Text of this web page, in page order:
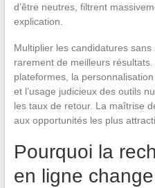
d’être neutres, filtrent
explication.
Multiplier les candidatures
rarement de meilleurs
plateformes, la
et l’usage judicieux des outils
les taux de retour. La maîtrise
aux opportunités les plus
Pourquoi la
en ligne